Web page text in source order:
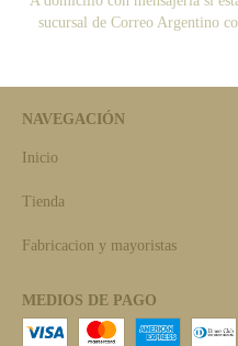
sucursal de Correo Argentino
NAVEGACIÓN
Inicio
Tienda
Fabricacion y mayoristas
MEDIOS DE PAGO